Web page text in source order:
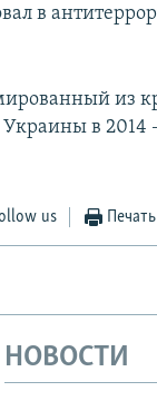
в
из
в 2014
us Печать
НОВОСТИ